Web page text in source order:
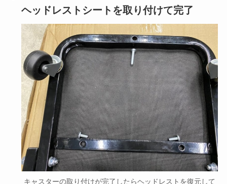
ヘッドレストシートを取り付けて完了
キャスターの取り付けが完了したらヘッドレストを復元して